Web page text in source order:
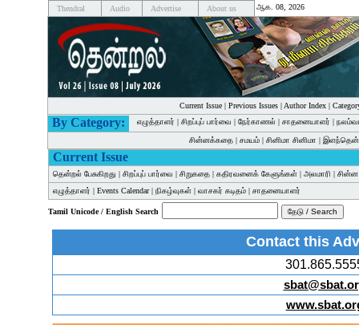
Thendral Audio Advertise About us ஆக. 08, 2026
Current Issue| Previous Issues| Author Index|
By Category: எழுத்தாளர் | சிறப்புப் பார்வை | நேர்காணல் | சாதனையாளர் |
சின்னக்கதை | சமயம் | சினிமா சினிமா |
Current Issue
தென்றல் பேசுகிறது | சிறப்புப் பார்வை | சிறுகதை | கதிரவனைக் கேளுங்கள் | அலமாரி |
எழுத்தாளர் | Events Calendar| நிகழ்வுகள் | வாசகர் கடிதம் | சாதனையாளர்
Tamil Unicode / English Search
Contact this